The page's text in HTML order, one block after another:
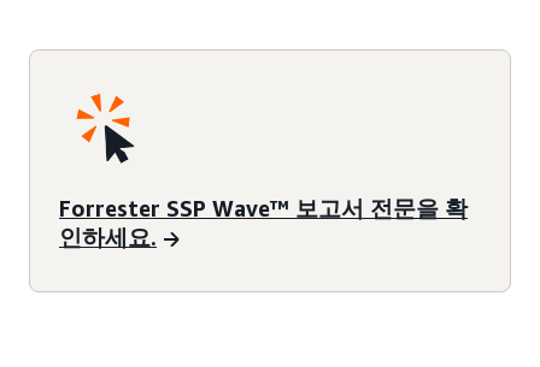
Forrester SSP Wave™ 보고서 전문을 확
인하세요.